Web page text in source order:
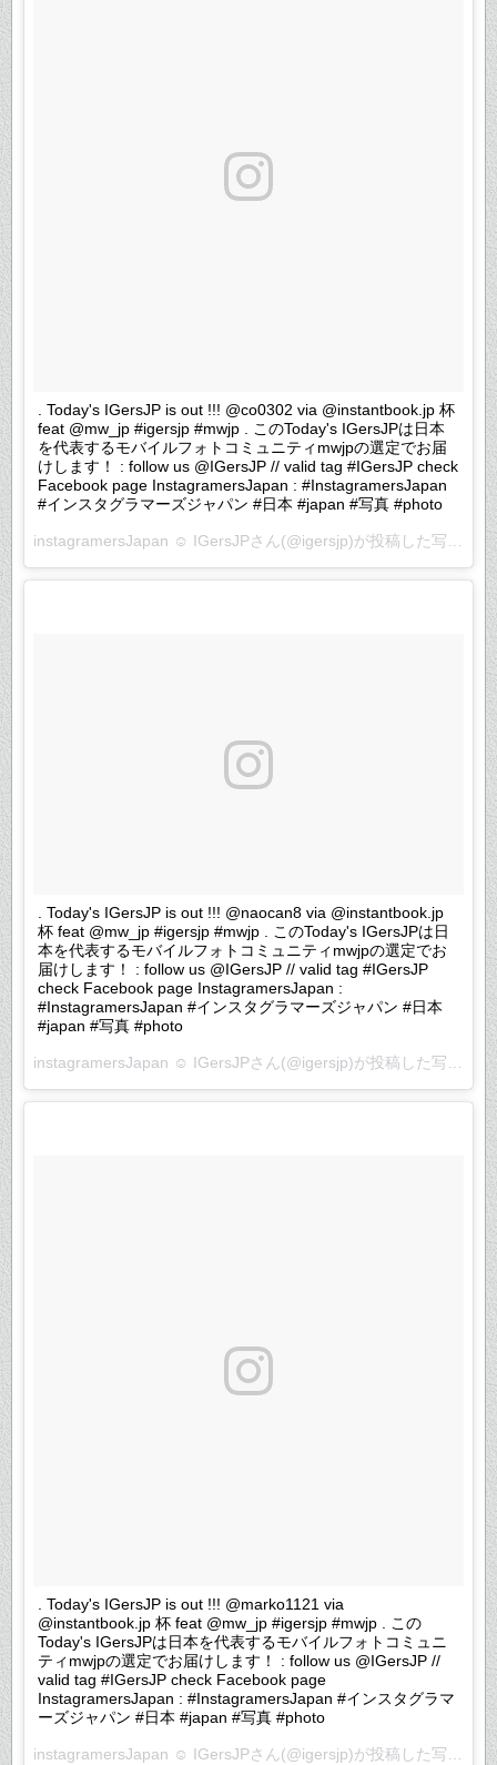
. Today's IGersJP is out !!! @co0302 via @instantbook.jp 杯
feat @mw_jp #igersjp #mwjp . このToday's IGersJPは日本
を代表するモバイルフォトコミュニティmwjpの選定でお届
けします！ : follow us @IGersJP // valid tag #IGersJP check
Facebook page InstagramersJapan : #InstagramersJapan
#インスタグラマーズジャパン #日本 #japan #写真 #photo
. Today's IGersJP is out !!! @naocan8 via @instantbook.jp
杯 feat @mw_jp #igersjp #mwjp . このToday's IGersJPは日
本を代表するモバイルフォトコミュニティmwjpの選定でお
届けします！ : follow us @IGersJP // valid tag #IGersJP
check Facebook page InstagramersJapan :
#InstagramersJapan #インスタグラマーズジャパン #日本
#japan #写真 #photo
instagramersJapan ☺︎ IGersJPさん(@igersjp)が投稿した写真 –
. Today's IGersJP is out !!! @marko1121 via
@instantbook.jp 杯 feat @mw_jp #igersjp #mwjp . この
Today's IGersJPは日本を代表するモバイルフォトコミュニ
ティmwjpの選定でお届けします！ : follow us @IGersJP //
valid tag #IGersJP check Facebook page
InstagramersJapan : #InstagramersJapan #インスタグラマ
ーズジャパン #日本 #japan #写真 #photo
instagramersJapan ☺︎ IGersJPさん(@igersjp)が投稿した写真 –